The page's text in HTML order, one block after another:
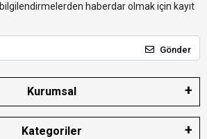
haberdar olmak için kayıt
Gönder
Kurumsal
Kategoriler